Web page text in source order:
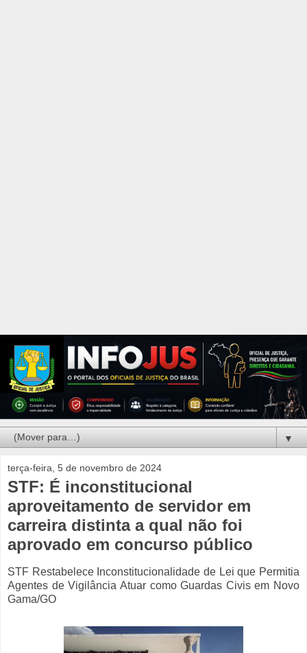
▼
terça-feira, 5 de novembro de 2024
STF: É inconstitucional
aproveitamento de servidor em
carreira distinta a qual não foi
aprovado em concurso público
STF Restabelece Inconstitucionalidade de Lei que Permitia
Agentes de Vigilância Atuar como Guardas Civis em Novo
Gama/GO